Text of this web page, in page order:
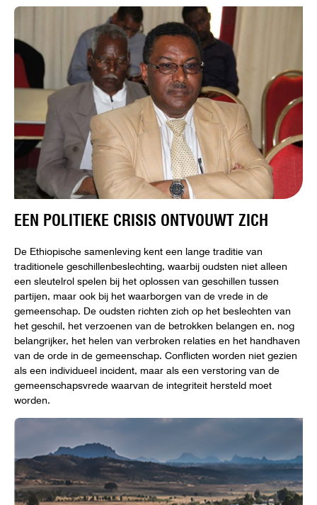
EEN POLITIEKE CRISIS ONTVOUWT ZICH
De Ethiopische samenleving kent een lange traditie van
traditionele geschillenbeslechting, waarbij oudsten niet alleen
een sleutelrol spelen bij het oplossen van geschillen tussen
partijen, maar ook bij het waarborgen van de vrede in de
gemeenschap. De oudsten richten zich op het beslechten van
het geschil, het verzoenen van de betrokken belangen en, nog
belangrijker, het helen van verbroken relaties en het handhaven
van de orde in de gemeenschap. Conflicten worden niet gezien
als een individueel incident, maar als een verstoring van de
gemeenschapsvrede waarvan de integriteit hersteld moet
worden.